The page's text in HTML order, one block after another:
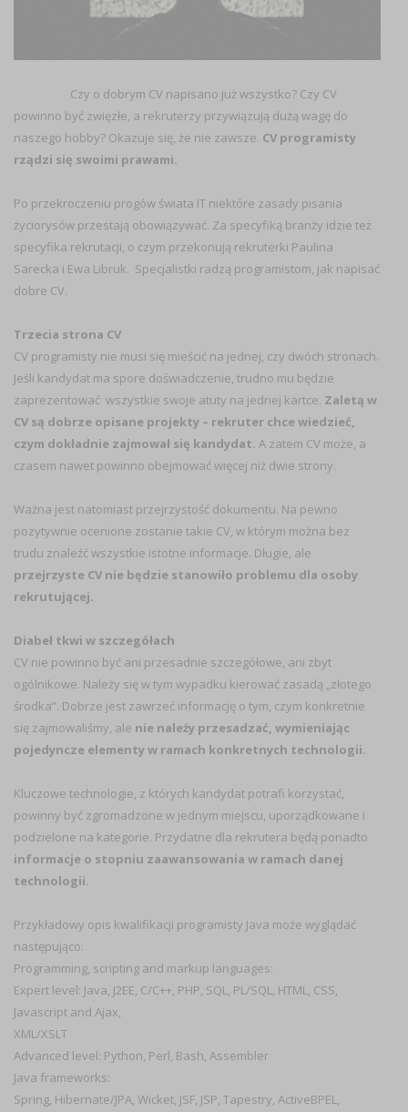
Czy o dobrym CV napisano już wszystko? Czy CV
powinno być zwięzłe, a rekruterzy przywiązują dużą wagę do
naszego hobby? Okazuje się, że nie zawsze. CV programisty
rządzi się swoimi prawami.
Po przekroczeniu progów świata IT niektóre zasady pisania
życiorysów przestają obowiązywać. Za specyfiką branży idzie też
specyfika rekrutacji, o czym przekonują rekruterki Paulina
Sarecka i Ewa Libruk. Specjalistki radzą programistom, jak napisać
dobre CV.
Trzecia strona CV
CV programisty nie musi się mieścić na jednej, czy dwóch stronach.
Jeśli kandydat ma spore doświadczenie, trudno mu będzie
zaprezentować wszystkie swoje atuty na jednej kartce. Zaletą w
CV są dobrze opisane projekty – rekruter chce wiedzieć,
czym dokładnie zajmował się kandydat. A zatem CV może, a
czasem nawet powinno obejmować więcej niż dwie strony.
Ważna jest natomiast przejrzystość dokumentu. Na pewno
pozytywnie ocenione zostanie takie CV, w którym można bez
trudu znaleźć wszystkie istotne informacje. Długie, ale
przejrzyste CV nie będzie stanowiło problemu dla osoby
rekrutującej.
Diabeł tkwi w szczegółach
CV nie powinno być ani przesadnie szczegółowe, ani zbyt
ogólnikowe. Należy się w tym wypadku kierować zasadą „złotego
środka”. Dobrze jest zawrzeć informację o tym, czym konkretnie
się zajmowaliśmy, ale nie należy przesadzać, wymieniając
pojedyncze elementy w ramach konkretnych technologii.
Kluczowe technologie, z których kandydat potrafi korzystać,
powinny być zgromadzone w jednym miejscu, uporządkowane i
podzielone na kategorie. Przydatne dla rekrutera będą ponadto
informacje o stopniu zaawansowania w ramach danej
technologii.
Przykładowy opis kwalifikacji programisty Java może wyglądać
następująco:
Programming, scripting and markup languages:
Expert level: Java, J2EE, C/C++, PHP, SQL, PL/SQL, HTML, CSS,
Javascript and Ajax,
XML/XSLT
Advanced level: Python, Perl, Bash, Assembler
Java frameworks:
Spring, Hibernate/JPA, Wicket, JSF, JSP, Tapestry, ActiveBPEL,